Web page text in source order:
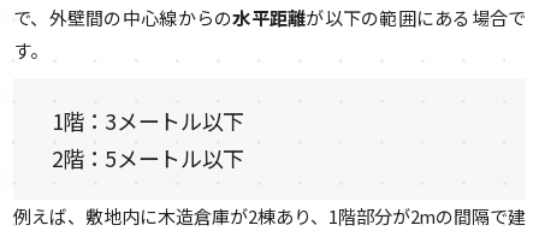
で、外壁間の中心線からの水平距離が以下の範囲にある場合で
す。
1階：3メートル以下
2階：5メートル以下
例えば、敷地内に木造倉庫が2棟あり、1階部分が2mの間隔で建